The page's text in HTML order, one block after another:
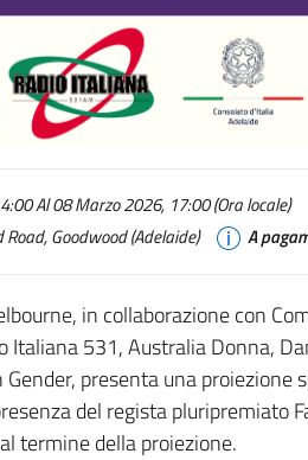
Al 08 Marzo 2026, 17:00 (Ora locale)
Goodwood (Adelaide) A
in collaborazione con
Italiana 531, Australia Donna,
Gender, presenta una proiezione
del regista pluripremiato
termine della proiezione.